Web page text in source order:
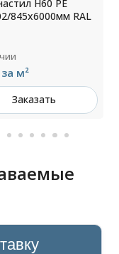
Н60 РЕ
845х6000мм RAL
м²
Заказать